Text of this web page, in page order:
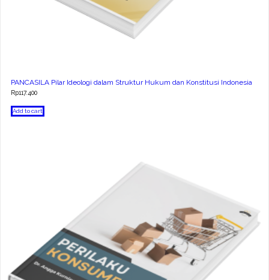
PANCASILA Pilar Ideologi dalam Struktur Hukum dan Konstitusi Indonesia
Rp117.400
Add to cart